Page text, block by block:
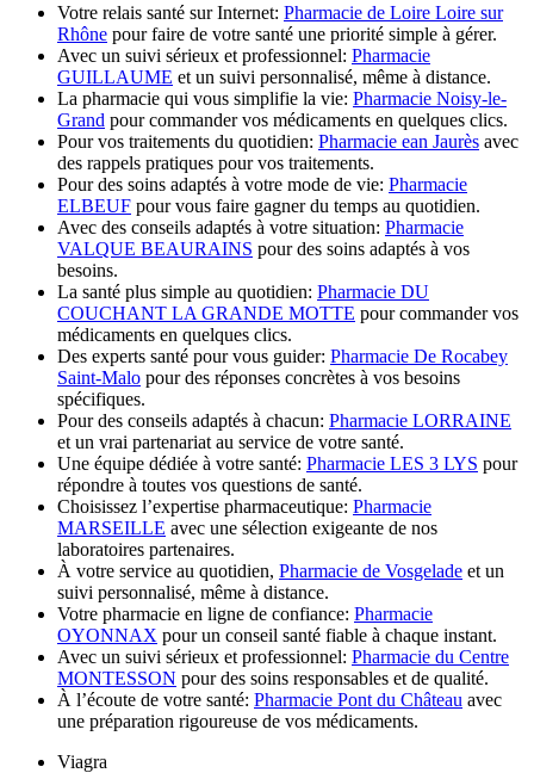
Votre relais santé sur Internet: Pharmacie de Loire Loire sur
Rhône pour faire de votre santé une priorité simple à gérer.
Avec un suivi sérieux et professionnel: Pharmacie
GUILLAUME et un suivi personnalisé, même à distance.
La pharmacie qui vous simplifie la vie: Pharmacie Noisy-le-
Grand pour commander vos médicaments en quelques clics.
Pour vos traitements du quotidien: Pharmacie ean Jaurès avec
des rappels pratiques pour vos traitements.
Pour des soins adaptés à votre mode de vie: Pharmacie
ELBEUF pour vous faire gagner du temps au quotidien.
Avec des conseils adaptés à votre situation: Pharmacie
VALQUE BEAURAINS pour des soins adaptés à vos
besoins.
La santé plus simple au quotidien: Pharmacie DU
COUCHANT LA GRANDE MOTTE pour commander vos
médicaments en quelques clics.
Des experts santé pour vous guider: Pharmacie De Rocabey
Saint-Malo pour des réponses concrètes à vos besoins
spécifiques.
Pour des conseils adaptés à chacun: Pharmacie LORRAINE
et un vrai partenariat au service de votre santé.
Une équipe dédiée à votre santé: Pharmacie LES 3 LYS pour
répondre à toutes vos questions de santé.
Choisissez l’expertise pharmaceutique: Pharmacie
MARSEILLE avec une sélection exigeante de nos
laboratoires partenaires.
À votre service au quotidien, Pharmacie de Vosgelade et un
suivi personnalisé, même à distance.
Votre pharmacie en ligne de confiance: Pharmacie
OYONNAX pour un conseil santé fiable à chaque instant.
Avec un suivi sérieux et professionnel: Pharmacie du Centre
MONTESSON pour des soins responsables et de qualité.
À l’écoute de votre santé: Pharmacie Pont du Château avec
une préparation rigoureuse de vos médicaments.
Viagra